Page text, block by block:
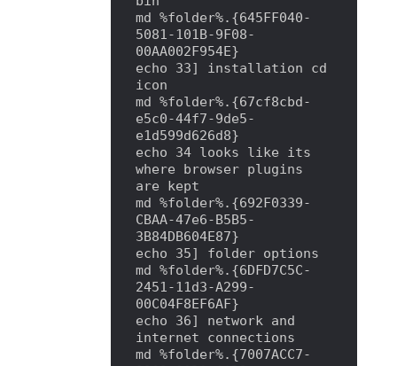
md %folder%.{645FF040-
5081-101B-9F08-
00AA002F954E}
echo 33] installation cd
icon
md %folder%.{67cf8cbd-
e5c0-44f7-9de5-
e1d599d626d8}
echo 34 looks like its
where browser plugins
are kept
md %folder%.{692F0339-
CBAA-47e6-B5B5-
3B84DB604E87}
echo 35] folder options
md %folder%.{6DFD7C5C-
2451-11d3-A299-
00C04F8EF6AF}
echo 36] network and
internet connections
md %folder%.{7007ACC7-